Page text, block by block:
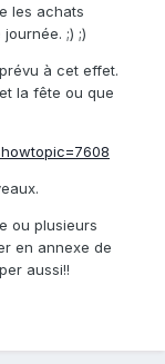
les achats
;) ;)
à cet effet.
la fête ou que
ou plusieurs
en annexe de
aussi!!